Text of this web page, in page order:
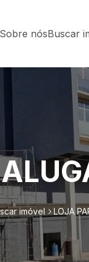
Sobre nósBuscar
imóvel LOJA